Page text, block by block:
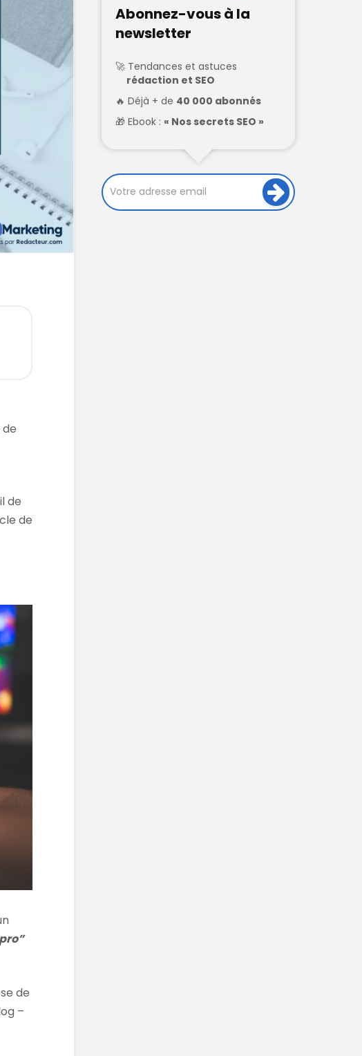
de
de
de
–
Abonnez-vous à la
newsletter
Tendances et astuces
rédaction et SEO
Déjà + de 40 000 abonnés
Ebook : « Nos secrets SEO »